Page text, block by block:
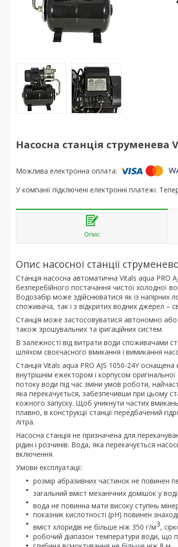
Насосна станція струменева
У компанії підключені електронні платежі.
Опис
Опис насосної станції
Станція насосна автоматична Vitals aqua PRO
безперебійного постачання чистої холодної
Водозабір може здійснюватися як із напірних
споживача, так і з відкритих водних джерел –
Станція може застосовуватися автономно
також зрошувальних та іригаційних систем.
В залежності від витрати води споживачами
шляхом своєчасного вмикання і вимикання
Станція Vitals aqua PRO AJS 1050-24Y
внутрішнім ежектором і корпусом
потоку води під час зміни умов роботи,
яка перекачується, забезпечивши при цьому
кожного запуску. Щоб уникнути частих
плавно, в конструкції станції передбачений
літра.
Насосна станція не призначена для
рідин і розчинів. Вода, яка перекачується
включення.
Умови експлуатації:
розмір абразивних частинок не повинен
загальний вміст механічних домішок у
вода не повинна мати високу ступінь
показник кислотності (рН) повинен
вміст хлоридів не більше ніж 350 г/м3,
робочий діапазон температури води, що